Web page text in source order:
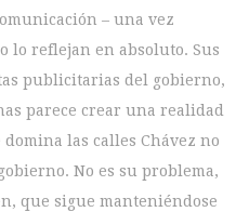
– una vez
lo reflejan en absoluto. Sus
publicitarias del gobierno,
parece crear una realidad
las calles Chávez no
No es su problema,
que sigue manteniéndose